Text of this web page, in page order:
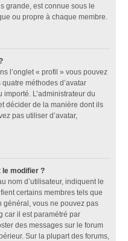
grande, est connue sous le
ou propre à chaque membre.
l’onglet « profil » vous pouvez
méthodes d’avatar
L’administrateur du
décider de la manière dont ils
pas utiliser d’avatar,
le modifier ?
nom d’utilisateur, indiquent le
certains membres tels que
général, vous ne pouvez pas
car il est paramétré par
des messages sur le forum
Sur la plupart des forums,